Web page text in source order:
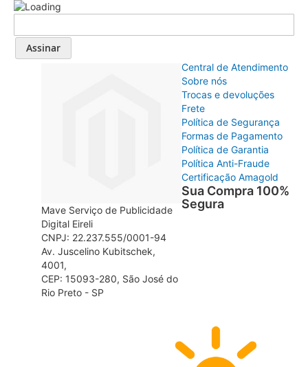
Assinar
Mave Serviço de Publicidade
Digital Eireli
CNPJ: 22.237.555/0001-94
Av. Juscelino Kubitschek,
4001,
CEP: 15093-280, São José do
Rio Preto - SP
Central de Atendimento
Sobre nós
Trocas e devoluções
Frete
Política de Segurança
Formas de Pagamento
Política de Garantia
Política Anti-Fraude
Certificação Amagold
Sua Compra 100%
Segura